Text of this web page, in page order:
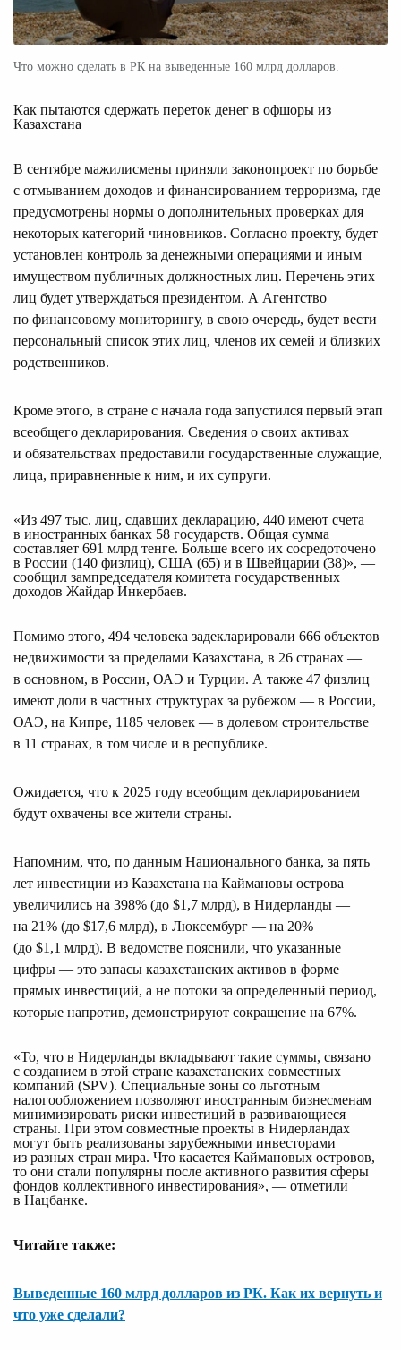
Что можно сделать в РК на выведенные 160 млрд долларов.
Как пытаются сдержать переток денег в офшоры из
Казахстана
В сентябре мажилисмены приняли законопроект по борьбе
с отмыванием доходов и финансированием терроризма, где
предусмотрены нормы о дополнительных проверках для
некоторых категорий чиновников. Согласно проекту, будет
установлен контроль за денежными операциями и иным
имуществом публичных должностных лиц. Перечень этих
лиц будет утверждаться президентом. А Агентство
по финансовому мониторингу, в свою очередь, будет вести
персональный список этих лиц, членов их семей и близких
родственников.
Кроме этого, в стране с начала года запустился первый этап
всеобщего декларирования. Сведения о своих активах
и обязательствах предоставили государственные служащие,
лица, приравненные к ним, и их супруги.
«Из 497 тыс. лиц, сдавших декларацию, 440 имеют счета
в иностранных банках 58 государств. Общая сумма
составляет 691 млрд тенге. Больше всего их сосредоточено
в России (140 физлиц), США (65) и в Швейцарии (38)», —
сообщил зампредседателя комитета государственных
доходов Жайдар Инкербаев.
Помимо этого, 494 человека задекларировали 666 объектов
недвижимости за пределами Казахстана, в 26 странах —
в основном, в России, ОАЭ и Турции. А также 47 физлиц
имеют доли в частных структурах за рубежом — в России,
ОАЭ, на Кипре, 1185 человек — в долевом строительстве
в 11 странах, в том числе и в республике.
Ожидается, что к 2025 году всеобщим декларированием
будут охвачены все жители страны.
Напомним, что, по данным Национального банка, за пять
лет инвестиции из Казахстана на Каймановы острова
увеличились на 398% (до $1,7 млрд), в Нидерланды —
на 21% (до $17,6 млрд), в Люксембург — на 20%
(до $1,1 млрд). В ведомстве пояснили, что указанные
цифры — это запасы казахстанских активов в форме
прямых инвестиций, а не потоки за определенный период,
которые напротив, демонстрируют сокращение на 67%.
«То, что в Нидерланды вкладывают такие суммы, связано
с созданием в этой стране казахстанских совместных
компаний (SPV). Специальные зоны со льготным
налогообложением позволяют иностранным бизнесменам
минимизировать риски инвестиций в развивающиеся
страны. При этом совместные проекты в Нидерландах
могут быть реализованы зарубежными инвесторами
из разных стран мира. Что касается Каймановых островов,
то они стали популярны после активного развития сферы
фондов коллективного инвестирования», — отметили
в Нацбанке.
Читайте также:
Выведенные 160 млрд долларов из РК. Как их вернуть и
что уже сделали?